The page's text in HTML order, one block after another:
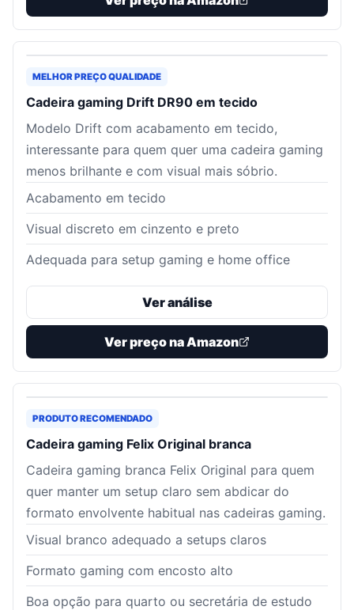
MELHOR PREÇO QUALIDADE
Cadeira gaming Drift DR90 em tecido
Modelo Drift com acabamento em tecido,
interessante para quem quer uma cadeira gaming
menos brilhante e com visual mais sóbrio.
Acabamento em tecido
Visual discreto em cinzento e preto
Adequada para setup gaming e home office
Ver análise
Ver preço na Amazon
PRODUTO RECOMENDADO
Cadeira gaming Felix Original branca
Cadeira gaming branca Felix Original para quem
quer manter um setup claro sem abdicar do
formato envolvente habitual nas cadeiras gaming.
Visual branco adequado a setups claros
Formato gaming com encosto alto
Boa opção para quarto ou secretária de estudo